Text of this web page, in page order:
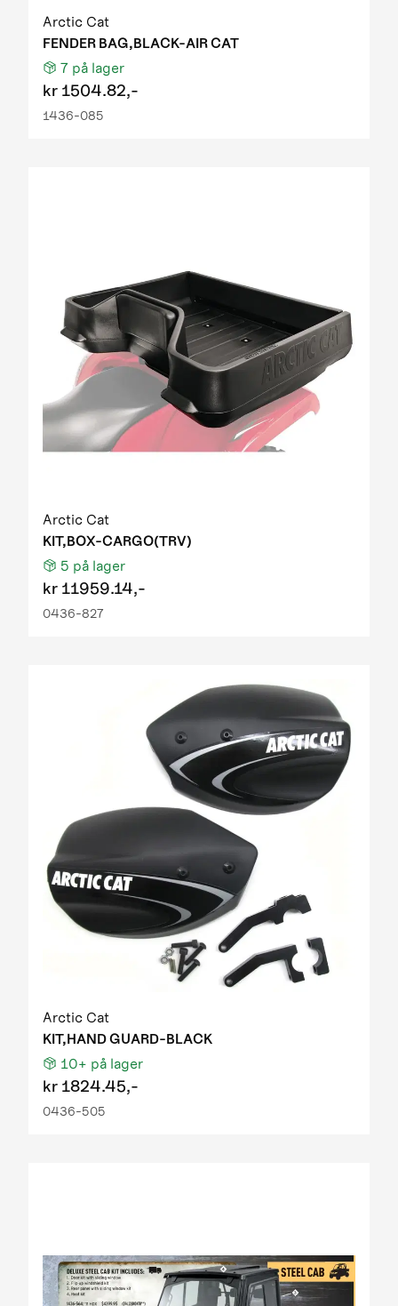
Arctic Cat
FENDER BAG,BLACK-AIR CAT
7 på lager
kr 1504.82,-
1436-085
Arctic Cat
KIT,BOX-CARGO(TRV)
5 på lager
kr 11959.14,-
0436-827
Arctic Cat
KIT,HAND GUARD-BLACK
10+ på lager
kr 1824.45,-
0436-505